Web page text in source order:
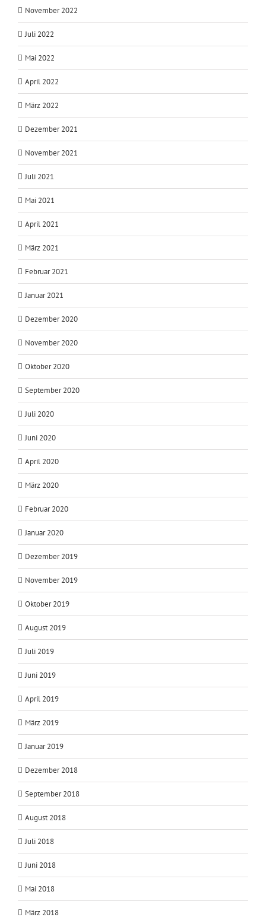
November 2022
Juli 2022
Mai 2022
April 2022
März 2022
Dezember 2021
November 2021
Juli 2021
Mai 2021
April 2021
März 2021
Februar 2021
Januar 2021
Dezember 2020
November 2020
Oktober 2020
September 2020
Juli 2020
Juni 2020
April 2020
März 2020
Februar 2020
Januar 2020
Dezember 2019
November 2019
Oktober 2019
August 2019
Juli 2019
Juni 2019
April 2019
März 2019
Januar 2019
Dezember 2018
September 2018
August 2018
Juli 2018
Juni 2018
Mai 2018
März 2018